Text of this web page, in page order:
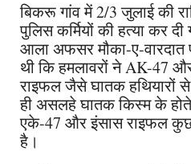
बिकरू गांव में 2/3 जुलाई की
पुलिस कर्मियों की हत्या कर
आला अफसर मौका-ए-वारदात
थी कि हमलावरों ने AK-47
राइफल जैसे घातक हथियारों से
ही असलहे घातक किस्म के
एके-47 और इंसास राइफल कुछ
है।